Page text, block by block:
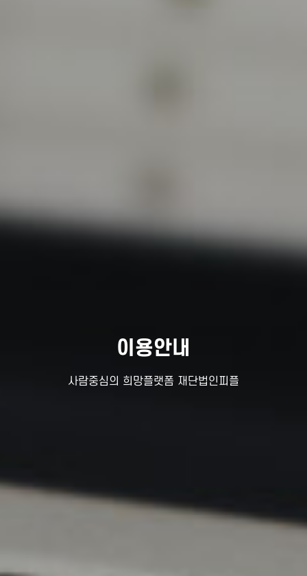
이용안내
사람중심의 희망플랫폼 재단법인피플